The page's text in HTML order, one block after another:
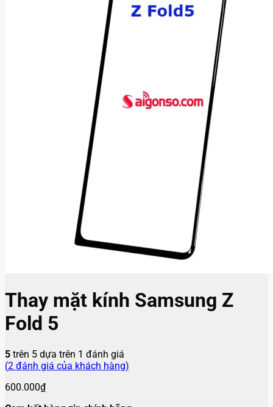
Thay mặt kính Samsung Z
Fold 5
5 trên 5 dựa trên 1 đánh giá
(2 đánh giá của khách hàng)
600.000₫